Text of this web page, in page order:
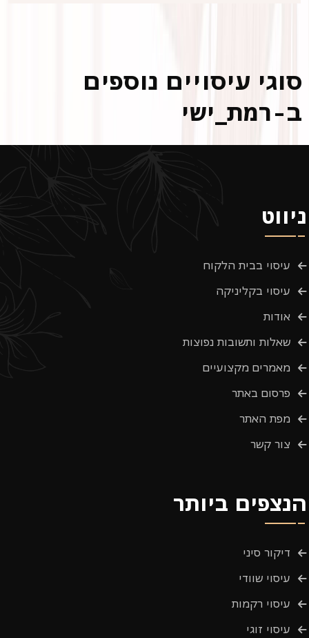
סוגי עיסויים נוספים
ב-רמת_ישי
ניווט
עיסוי בבית הלקוח
עיסוי בקליניקה
אודות
שאלות ותשובות נפוצות
מאמרים מקצועיים
פרסום באתר
מפת האתר
צור קשר
הנצפים ביותר
דיקור סיני
עיסוי שוודי
עיסוי רקמות
עיסוי זוגי